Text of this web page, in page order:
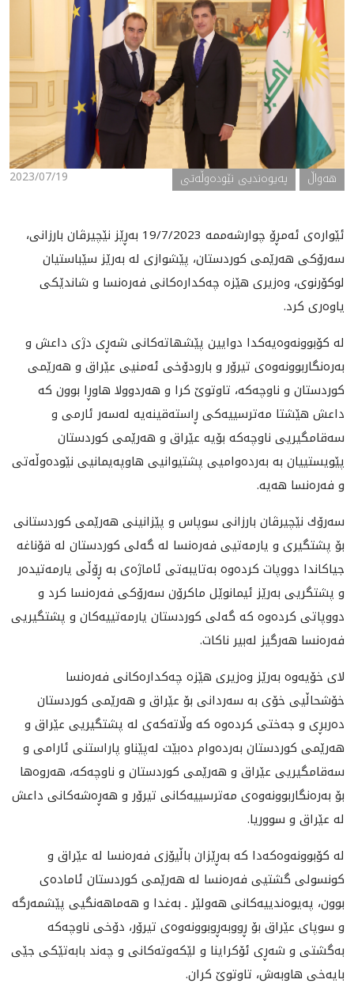
گەلەری
2023/07/19 هه‌واڵ په‌یوه‌ندیی نێوده‌وڵه‌تی
ئێواره‌ی ئه‌مڕۆ چوارشه‌ممه‌ 19/7/2023 به‌ڕێز نێچیرڤان بارزانی،
سه‌رۆكی هه‌رێمی كوردستان، پێشوازی له‌ به‌رێز سێباستیان
لوکۆرنوی، وەزیری هێزە چەکدارەکانی فەرەنسا و شاندێكی
یاوه‌ری كرد.
له‌ كۆبوونه‌وه‌یه‌كدا دوایین پێشهاته‌كانی شه‌ڕی دژی داعش و
به‌ره‌نگاربوونه‌وه‌ی تیرۆر و بارودۆخی ئه‌منیی عێراق و هه‌رێمی
كوردستان و ناوچه‌كه‌، تاوتوێ كرا و هه‌ردوولا هاوڕا بوون كه‌
داعش هێشتا مه‌ترسییه‌كی ڕاسته‌قینه‌یه‌ له‌سه‌ر ئارمی و
سه‌قامگیریی ناوچه‌كه‌ بۆیه‌ عێراق و هه‌رێمی كوردستان
پێویستییان به‌ به‌رده‌وامیی پشتیوانیی هاوپه‌یمانیی نێوده‌وڵه‌تی
و فه‌ره‌نسا هه‌یه‌.
سه‌رۆك نێچیرڤان بارزانی سوپاس و پێزانینی هه‌رێمی كوردستانی
بۆ پشتگیری و یارمه‌تیی فه‌ره‌نسا له‌ گه‌لی كوردستان له‌ قۆناغه‌
جیاكاندا دووپات كرده‌وه‌ به‌تایبه‌تی ئاماژه‌ی به‌ ڕۆڵی یارمه‌تیده‌ر
و پشتگریی به‌رێز ئیمانوێل ماكرۆن سه‌رۆكی فه‌ره‌نسا كرد و
دووپاتی كرده‌وه‌ كه‌ گه‌لی كوردستان یارمه‌تییه‌كان و پشتگیریی
فه‌ره‌نسا هه‌رگیز له‌بیر ناكات.
لای خۆیه‌وه‌ به‌رێز وه‌زیری هێزه‌ چه‌كداره‌كانی فه‌ره‌نسا
خۆشحاڵیی خۆی به‌ سه‌ردانی بۆ عێراق و هه‌رێمی كوردستان
ده‌ربڕی و جه‌ختی كرده‌وه‌‌ كه‌ وڵاته‌كه‌ی له‌ پشتگیریی عێراق و
هه‌رێمی كوردستان به‌رده‌وام ده‌بێت له‌پێناو پاراستنی ئارامی و
سه‌قامگیریی عێراق و هه‌رێمی كوردستان و ناوچه‌كه‌، هه‌روه‌ها
بۆ به‌ره‌نگاربوونه‌وه‌ی مه‌ترسییه‌كانی تیرۆر و هه‌ڕه‌شه‌كانی داعش
له‌ عێراق و سووریا.
له‌ كۆبوونه‌وه‌كه‌دا كه‌ به‌ڕێزان باڵیۆزی فه‌ره‌نسا له‌ عێراق و
كونسولی گشتیی فه‌ره‌نسا له‌ هه‌رێمی كوردستان ئاماده‌ی
بوون، په‌یوه‌ندییه‌كانی هه‌ولێر ـ به‌غدا و هه‌ماهه‌نگیی پێشمه‌رگه‌
و سوپای عێراق بۆ ڕووبه‌ڕوبوونه‌وه‌ی تیرۆر، دۆخی ناوچه‌كه‌
به‌گشتی و شه‌ڕی ئۆكراینا و لێكه‌وته‌كانی و چه‌ند بابه‌تێكی جێی
بایه‌خی هاوبه‌ش، تاوتوێ كران.